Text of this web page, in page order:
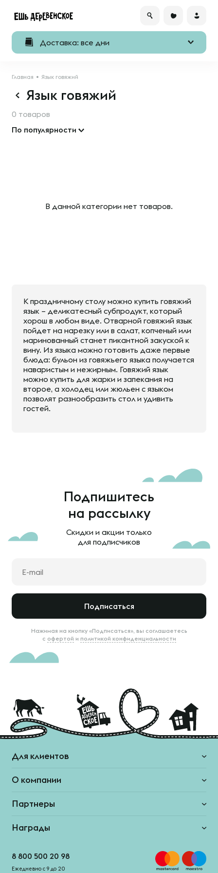
Доставка: все дни
Главная Язык говяжий
Язык говяжий
0 товаров
По популярности
В данной категории нет товаров.
К праздничному столу можно купить говяжий
язык – деликатесный субпродукт, который
хорош в любом виде. Отварной говяжий язык
пойдет на нарезку или в салат, копченый или
маринованный станет пикантной закуской к
вину. Из языка можно готовить даже первые
блюда: бульон из говяжьего языка получается
наваристым и нежирным. Говяжий язык
можно купить для жарки и запекания на
второе, а холодец или жюльен с языком
позволят разнообразить стол и удивить
гостей.
Подпишитесь
на рассылку
Скидки и акции только
для подписчиков
Подписаться
Нажимая на кнопку «Подписаться», вы соглашаетесь
с офертой и политикой конфиденциальности
Для клиентов
О компании
Партнеры
Награды
8 800 500 20 98
Ежедневно с 9 до 20